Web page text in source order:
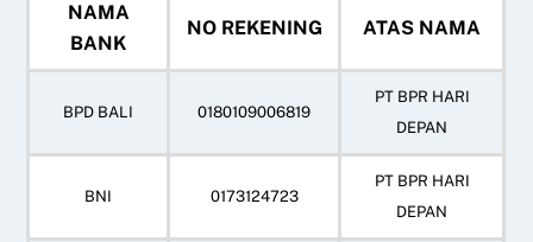
NAMA
BANK
NO REKENING ATAS NAMA
BPD BALI 0180109006819
PT BPR HARI
DEPAN
BNI 0173124723
PT BPR HARI
DEPAN